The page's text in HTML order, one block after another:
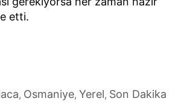
etti.
, Osmaniye, Yerel, Son Dakika